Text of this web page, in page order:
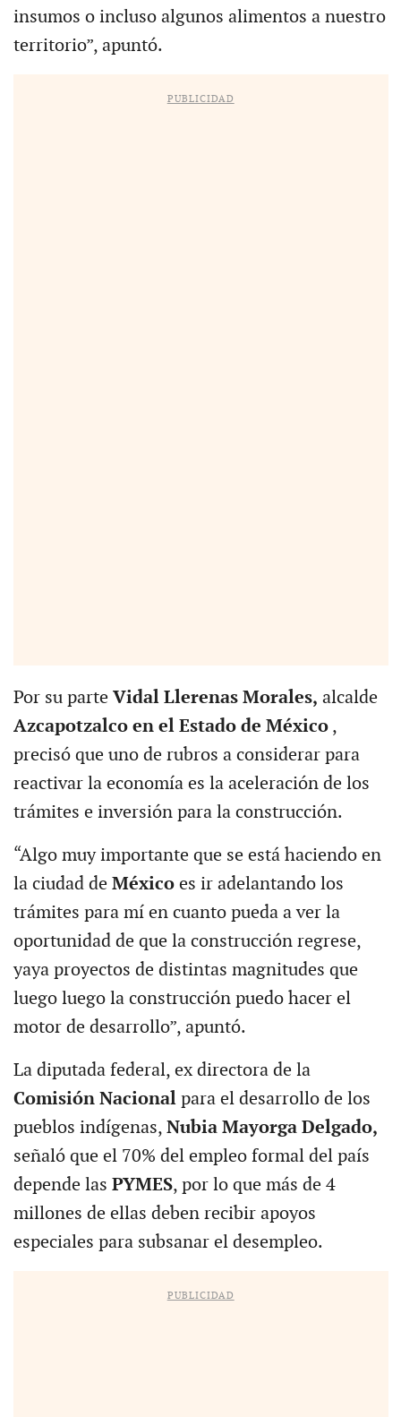
insumos o incluso algunos alimentos a nuestro
territorio”, apuntó.
PUBLICIDAD
Por su parteVidal Llerenas Morales, alcalde
Azcapotzalco en el Estado de México,
precisó que uno de rubros a considerar para
reactivar la economía es la aceleración de los
trámites e inversión para la construcción.
“Algo muy importante que se está haciendo en
la ciudad de México es ir adelantando los
trámites para mí en cuanto pueda a ver la
oportunidad de que la construcción regrese,
yaya proyectos de distintas magnitudes que
luego luego la construcción puedo hacer el
motor de desarrollo”, apuntó.
La diputada federal, ex directora de la
Comisión Nacionalpara el desarrollo de los
pueblos indígenas, Nubia Mayorga Delgado,
señaló que el 70% del empleo formal del país
depende las PYMES, por lo que más de 4
millones de ellas deben recibir apoyos
especiales para subsanar el desempleo.
PUBLICIDAD